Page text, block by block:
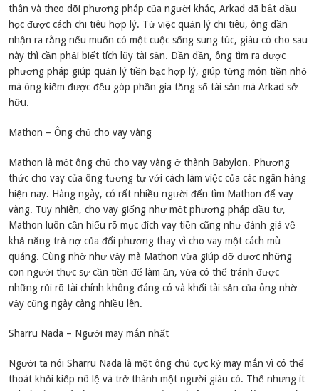
thân và theo dõi phương pháp của người khác, Arkad đã bắt đầu
học được cách chi tiêu hợp lý. Từ việc quản lý chi tiêu, ông dần
nhận ra rằng nếu muốn có một cuộc sống sung túc, giàu có cho sau
này thì cần phải biết tích lũy tài sản. Dần dần, ông tìm ra được
phương pháp giúp quản lý tiền bạc hợp lý, giúp từng món tiền nhỏ
mà ông kiếm được đều góp phần gia tăng số tài sản mà Arkad sở
hữu.
Mathon – Ông chủ cho vay vàng
Mathon là một ông chủ cho vay vàng ở thành Babylon. Phương
thức cho vay của ông tương tự với cách làm việc của các ngân hàng
hiện nay. Hàng ngày, có rất nhiều người đến tìm Mathon để vay
vàng. Tuy nhiên, cho vay giống như một phương pháp đầu tư,
Mathon luôn cần hiểu rõ mục đích vay tiền cũng như đánh giá về
khả năng trả nợ của đối phương thay vì cho vay một cách mù
quáng. Cùng nhờ như vậy mà Mathon vừa giúp đỡ được những
con người thực sự cần tiền để làm ăn, vừa có thể tránh được
những rủi rõ tài chính không đáng có và khối tài sản của ông nhờ
vậy cũng ngày càng nhiều lên.
Sharru Nada – Người may mắn nhất
Người ta nói Sharru Nada là một ông chủ cực kỳ may mắn vì có thể
thoát khỏi kiếp nô lệ và trở thành một người giàu có. Thế nhưng ít